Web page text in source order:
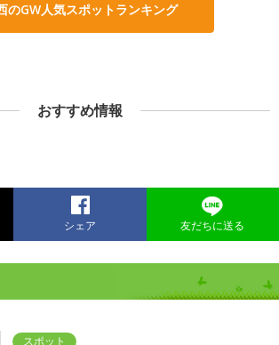
のGW人気スポットランキング
おすすめ情報
シェア 友だちに送る